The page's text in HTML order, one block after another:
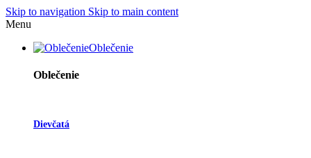
Skip to navigation Skip to main content
Menu
Oblečenie
Oblečenie
Dievčatá